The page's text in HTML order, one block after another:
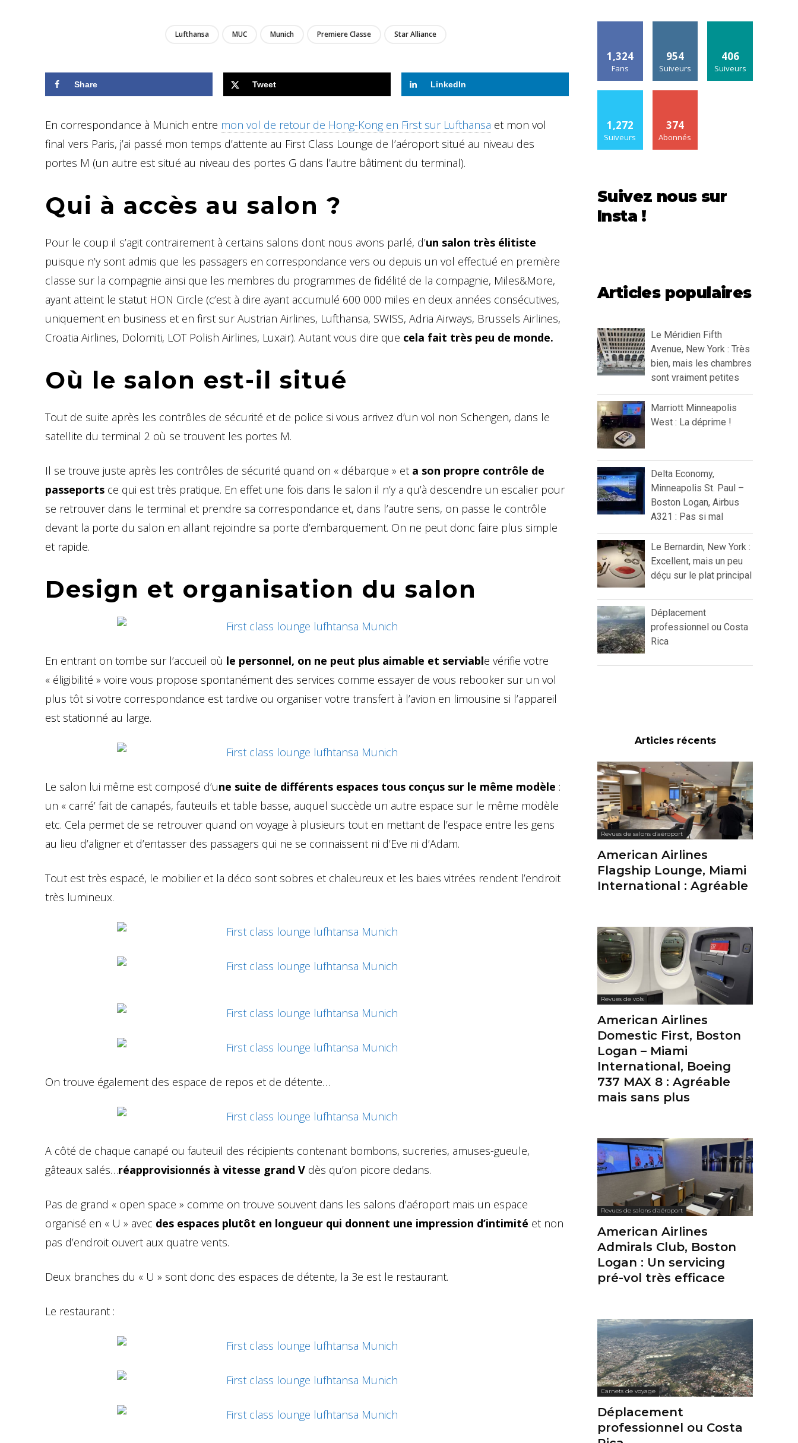
Lufthansa MUC Munich Premiere Classe Star Alliance
Share Tweet LinkedIn
En correspondance à Munich entre mon vol de retour de Hong-Kong en First sur Lufthansa et mon vol
final vers Paris, j’ai passé mon temps d’attente au First Class Lounge de l’aéroport situé au niveau des
portes M (un autre est situé au niveau des portes G dans l’autre bâtiment du terminal).
Qui à accès au salon ?
Pour le coup il s’agit contrairement à certains salons dont nous avons parlé, d’un salon très élitiste
puisque n’y sont admis que les passagers en correspondance vers ou depuis un vol effectué en première
classe sur la compagnie ainsi que les membres du programmes de fidélité de la compagnie, Miles&More,
ayant atteint le statut HON Circle (c’est à dire ayant accumulé 600 000 miles en deux années consécutives,
uniquement en business et en first sur Austrian Airlines, Lufthansa, SWISS, Adria Airways, Brussels Airlines,
Croatia Airlines, Dolomiti, LOT Polish Airlines, Luxair). Autant vous dire que cela fait très peu de monde.
Où le salon est-il situé
Tout de suite après les contrôles de sécurité et de police si vous arrivez d’un vol non Schengen, dans le
satellite du terminal 2 où se trouvent les portes M.
Il se trouve juste après les contrôles de sécurité quand on « débarque » et a son propre contrôle de
passeports ce qui est très pratique. En effet une fois dans le salon il n’y a qu’à descendre un escalier pour
se retrouver dans le terminal et prendre sa correspondance et, dans l’autre sens, on passe le contrôle
devant la porte du salon en allant rejoindre sa porte d’embarquement. On ne peut donc faire plus simple
et rapide.
Design et organisation du salon
En entrant on tombe sur l’accueil où le personnel, on ne peut plus aimable et serviable vérifie votre
« éligibilité » voire vous propose spontanément des services comme essayer de vous rebooker sur un vol
plus tôt si votre correspondance est tardive ou organiser votre transfert à l’avion en limousine si l’appareil
est stationné au large.
Le salon lui même est composé d’une suite de différents espaces tous conçus sur le même modèle :
un « carré’ fait de canapés, fauteuils et table basse, auquel succède un autre espace sur le même modèle
etc. Cela permet de se retrouver quand on voyage à plusieurs tout en mettant de l’espace entre les gens
au lieu d’aligner et d’entasser des passagers qui ne se connaissent ni d’Eve ni d’Adam.
Tout est très espacé, le mobilier et la déco sont sobres et chaleureux et les baies vitrées rendent l’endroit
très lumineux.
On trouve également des espace de repos et de détente…
A côté de chaque canapé ou fauteuil des récipients contenant bombons, sucreries, amuses-gueule,
gâteaux salés…réapprovisionnés à vitesse grand V dès qu’on picore dedans.
Pas de grand « open space » comme on trouve souvent dans les salons d’aéroport mais un espace
organisé en « U » avec des espaces plutôt en longueur qui donnent une impression d’intimité et non
pas d’endroit ouvert aux quatre vents.
Deux branches du « U » sont donc des espaces de détente, la 3e est le restaurant.
Le restaurant :
1,324
Fans
954
Suiveurs
406
Suiveurs
1,272
Suiveurs
374
Abonnés
Suivez nous sur
Insta !
Articles populaires
Le Méridien Fifth
Avenue, New York : Très
bien, mais les chambres
sont vraiment petites
Marriott Minneapolis
West : La déprime !
Delta Economy,
Minneapolis St. Paul –
Boston Logan, Airbus
A321 : Pas si mal
Le Bernardin, New York :
Excellent, mais un peu
déçu sur le plat principal
Déplacement
professionnel ou Costa
Rica
Articles récents
Revues de salons d'aéroport
American Airlines
Flagship Lounge, Miami
International : Agréable
Revues de vols
American Airlines
Domestic First, Boston
Logan – Miami
International, Boeing
737 MAX 8 : Agréable
mais sans plus
Revues de salons d'aéroport
American Airlines
Admirals Club, Boston
Logan : Un servicing
pré-vol très efficace
Carnets de voyage
Déplacement
professionnel ou Costa